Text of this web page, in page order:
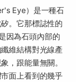
Eye）是一種石
。它那標誌性的
因為石頭內部的
維結構對光線產
，跟能量無關。
面上看到的幾乎